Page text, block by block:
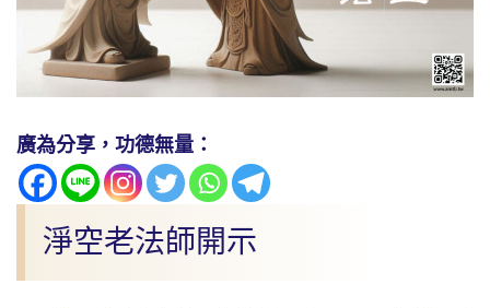
廣為分享，功德無量：
淨空老法師開示